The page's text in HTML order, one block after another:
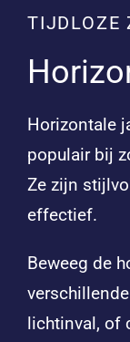
TIJDLOZE
Horizontale
populair bij
Ze zijn
effectief.
Beweeg de
lichtinval, of